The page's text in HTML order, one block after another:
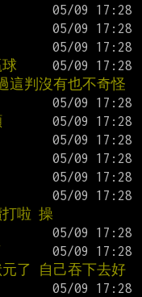
這判沒有也不奇怪
啦 操
了 自己吞下去好